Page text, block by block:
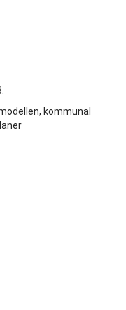
kommunal